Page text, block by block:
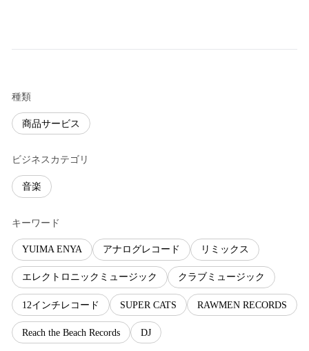
種類
商品サービス
ビジネスカテゴリ
音楽
キーワード
YUIMA ENYA アナログレコード リミックス
エレクトロニックミュージック クラブミュージック
12インチレコード SUPER CATS RAWMEN RECORDS
Reach the Beach Records DJ